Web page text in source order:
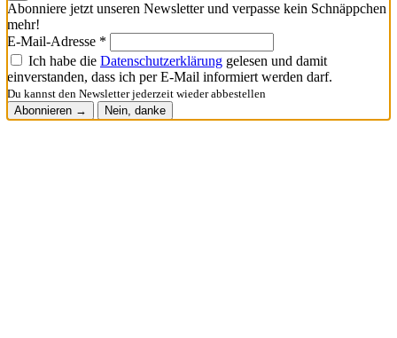
Abonniere jetzt unseren Newsletter und verpasse kein Schnäppchen
mehr!
E-Mail-Adresse *
Ich habe die Datenschutzerklärung gelesen und damit
einverstanden, dass ich per E-Mail informiert werden darf.
Du kannst den Newsletter jederzeit wieder abbestellen
Abonnieren →
Nein, danke